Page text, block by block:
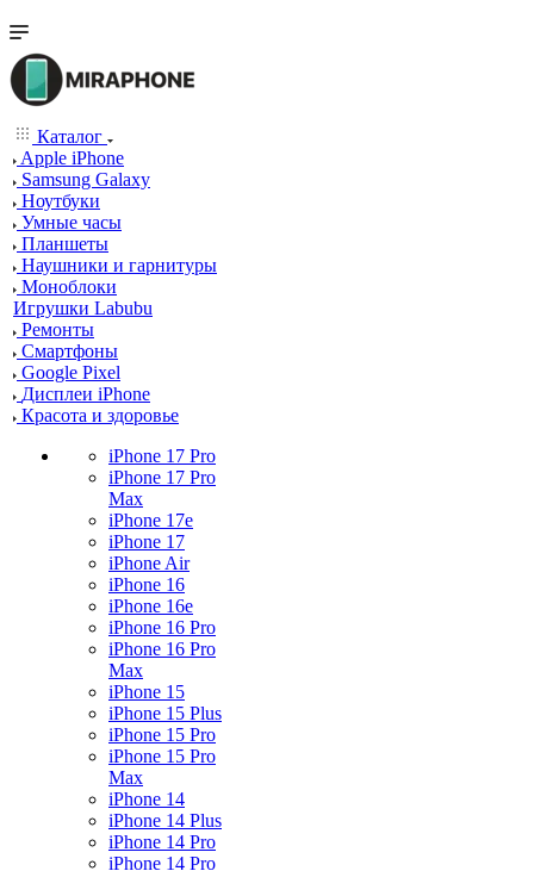
Каталог
Apple iPhone
Samsung Galaxy
Ноутбуки
Умные часы
Планшеты
Наушники и гарнитуры
Моноблоки
Игрушки Labubu
Ремонты
Смартфоны
Google Pixel
Дисплеи iPhone
Красота и здоровье
iPhone 17 Pro
iPhone 17 Pro
Max
iPhone 17e
iPhone 17
iPhone Air
iPhone 16
iPhone 16e
iPhone 16 Pro
iPhone 16 Pro
Max
iPhone 15
iPhone 15 Plus
iPhone 15 Pro
iPhone 15 Pro
Max
iPhone 14
iPhone 14 Plus
iPhone 14 Pro
iPhone 14 Pro